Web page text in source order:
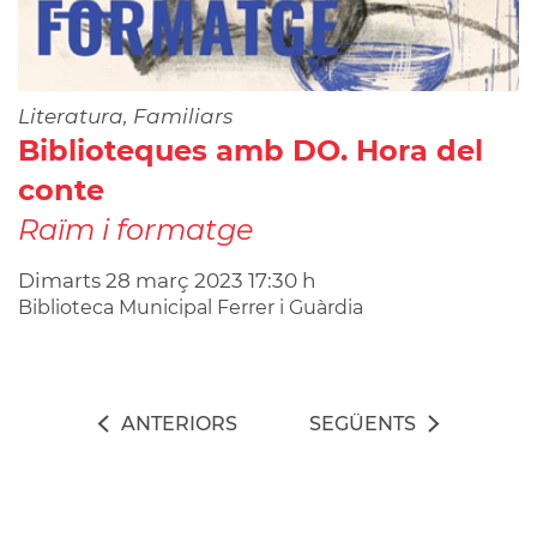
Literatura, Familiars
Biblioteques amb DO. Hora del
conte
Raïm i formatge
Dimarts 28 març 2023 17:30 h
Biblioteca Municipal Ferrer i Guàrdia
ANTERIORS SEGÜENTS